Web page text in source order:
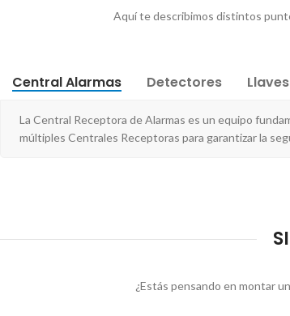
Aquí te describimos distintos
Central Alarmas Detectores
La Central Receptora de Alarmas es un equipo
múltiples Centrales Receptoras para garantizar la
¿Estás pensando en montar